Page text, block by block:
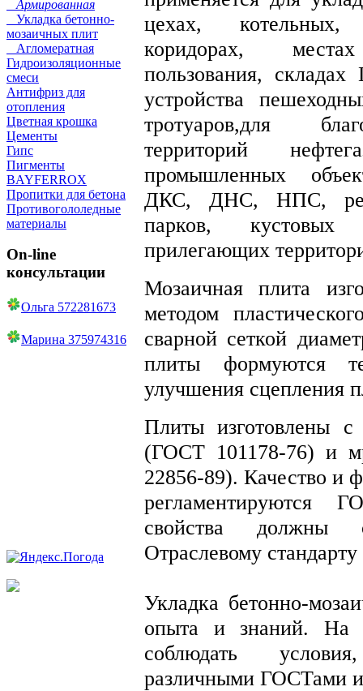
Армированная
Укладка бетонно-
мозаичных плит
Агломератная
Гидроизоляционные
смеси
Антифриз для
отопления
Цветная крошка
Цементы
Гипс
Пигменты
BAYFERROX
Пропитки для бетона
Противогололедные
материалы
On-line
консультации
Ольга 572281673
Марина 375974316
цехах, котельных,
коридорах,
пользования,
устройства
тротуаров,для
территорий
промышленных
ДКС, ДНС, НПС,
парков, кустовых
прилегающих
Мозаичная плита
методом
сварной сеткой
плиты формуются
улучшения сцепления
Плиты изготовлены с
(ГОСТ 101178-76) и
22856-89). Качество и
регламентируются
свойства должны
Отраслевому
Укладка бетонно-
опыта и знаний. На
соблюдать
различными ГОСТами